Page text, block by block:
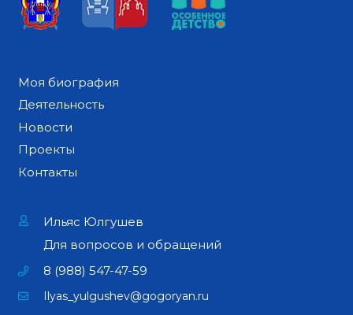
Моя биография
Деятельность
Новости
Проекты
Контакты
Ильяс Юлгушев
Для вопросов и обращений
8 (988) 547-47-59
Ilyas_yulgushev@gogoryan.ru